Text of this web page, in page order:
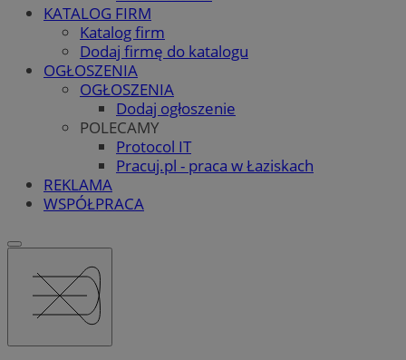
KATALOG FIRM
Katalog firm
Dodaj firmę do katalogu
OGŁOSZENIA
OGŁOSZENIA
Dodaj ogłoszenie
POLECAMY
Protocol IT
Pracuj.pl - praca w Łaziskach
REKLAMA
WSPÓŁPRACA